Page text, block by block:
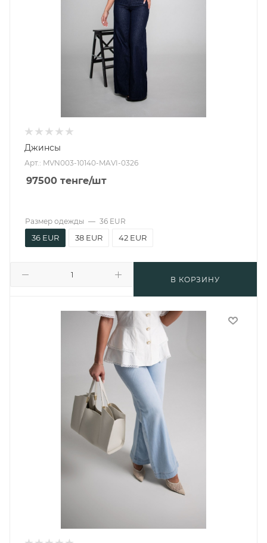
Джинсы
Арт.: MVN003-10140-MAVI-0326
97500 тенге/шт
В КОРЗИНУ
Размер одежды — 36 EUR
36 EUR 38 EUR 42 EUR